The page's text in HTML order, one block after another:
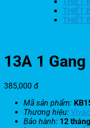
THIẾT
THIẾT
13A 1
385,000 đ
Mã sản phẩm:
Thương hiệu:
Bảo hành: 12 tháng